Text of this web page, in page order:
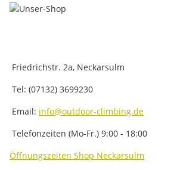
Friedrichstr. 2a, Neckarsulm
Tel: (07132) 3699230
Email: info@outdoor-climbing.de
Telefonzeiten (Mo-Fr.) 9:00 - 18:00
Öffnungszeiten Shop Neckarsulm